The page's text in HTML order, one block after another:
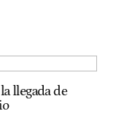
llegada de